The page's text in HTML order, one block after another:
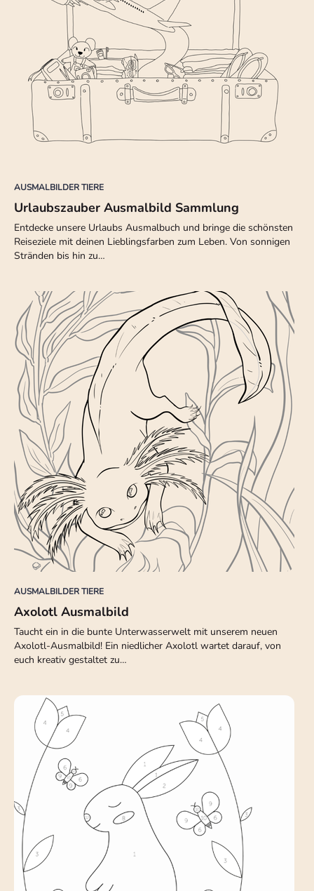
AUSMALBILDER TIERE
Urlaubszauber Ausmalbild Sammlung
Entdecke unsere Urlaubs Ausmalbuch und bringe die schönsten
Reiseziele mit deinen Lieblingsfarben zum Leben. Von sonnigen
Stränden bis hin zu…
AUSMALBILDER TIERE
Axolotl Ausmalbild
Taucht ein in die bunte Unterwasserwelt mit unserem neuen
Axolotl-Ausmalbild! Ein niedlicher Axolotl wartet darauf, von
euch kreativ gestaltet zu…